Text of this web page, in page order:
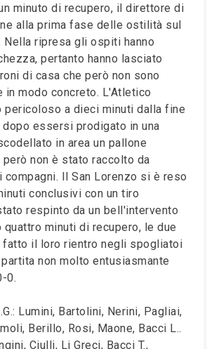
minuto di recupero, il direttore di
alla prima fase delle ostilità sul
ripresa gli ospiti hanno
pertanto hanno lasciato
di casa che però non sono
in modo concreto. L'Atletico
pericoloso a dieci minuti dalla fine
dopo essersi prodigato in una
in area un pallone
non è stato raccolto da
Il San Lorenzo si è reso
conclusivi con un tiro
respinto da un bell'intervento
quattro minuti di recupero, le due
fatto il loro rientro negli spogliatoi
non molto entusiasmante
0.
Lumini, Bartolini, Nerini, Pagliai,
Berillo, Rosi, Maone, Bacci L..
Ciulli, Li Greci, Bacci T.,